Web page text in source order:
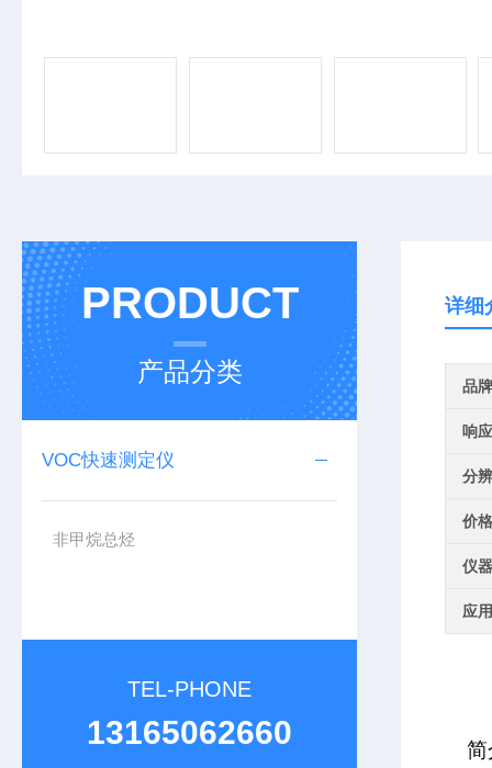
PRODUCT
产品分类
VOC快速测定仪
非甲烷总烃
TEL-PHONE
13165062660
详细
品牌
响
分
价
仪
应